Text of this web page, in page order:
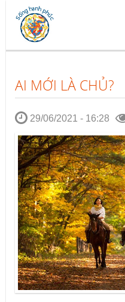
dung
AI MỚI LÀ CHỦ?
29/06/2021 - 16:28